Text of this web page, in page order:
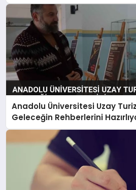
Anadolu Üniversitesi Uzay
Geleceğin Rehberlerini